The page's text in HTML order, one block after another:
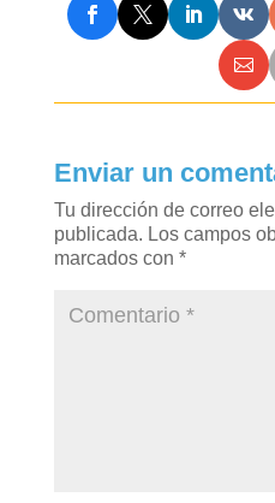
Enviar un
Tu dirección de correo
publicada. Los campos
marcados con *